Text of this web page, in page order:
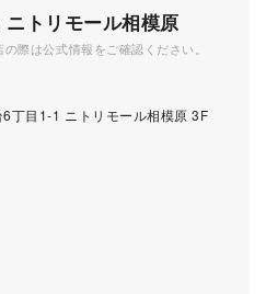
トリモール相模原
際は公式情報をご確認ください。
丁目1-1 ニトリモール相模原 3F